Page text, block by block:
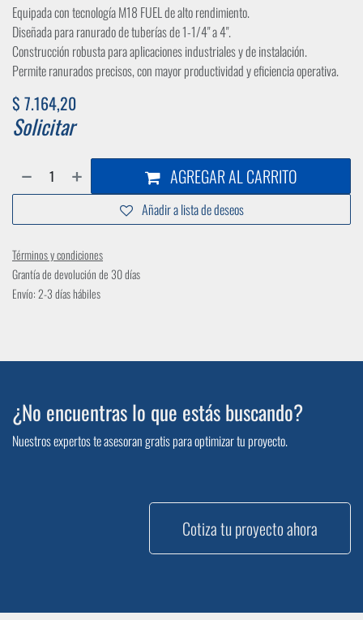
Equipada con tecnología M18 FUEL de alto rendimiento.
Diseñada para ranurado de tuberías de 1-1/4" a 4".
Construcción robusta para aplicaciones industriales y de instalación.
Permite ranurados precisos, con mayor productividad y eficiencia operativa.
$ 7.164,20
Solicitar
AGREGAR AL CARRITO
Añadir a lista de deseos
Términos y condiciones
Grantía de devolución de 30 días
Envío: 2-3 días hábiles
¿No encuentras lo que estás buscando?
Nuestros expertos te asesoran gratis para optimizar tu proyecto.
Cotiza tu proyecto ahora